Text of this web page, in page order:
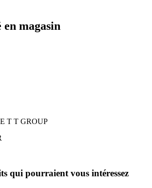
magasin
T T GROUP
qui pourraient vous intéressez